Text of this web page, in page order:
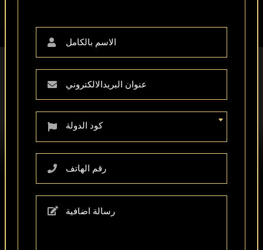
ووسط مدينة دبي وقناة دبي المائية.
كود الدولة